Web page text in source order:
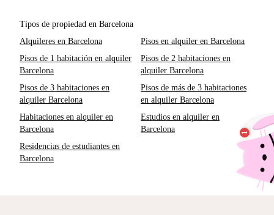
Tipos de propiedad en Barcelona
Alquileres en Barcelona
Pisos en alquiler en Barcelona
Pisos de 1 habitación en alquiler
Barcelona
Pisos de 2 habitaciones en
alquiler Barcelona
Pisos de 3 habitaciones en
alquiler Barcelona
Pisos de más de 3 habitaciones
en alquiler Barcelona
Habitaciones en alquiler en
Barcelona
Estudios en alquiler en
Barcelona
Residencias de estudiantes en
Barcelona